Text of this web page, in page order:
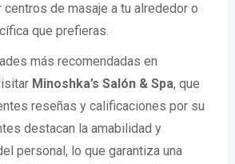
centros de masaje a tu alrededor o
que prefieras.
más recomendadas en
Minoshka’s Salón & Spa, que
reseñas y calificaciones por su
destacan la amabilidad y
personal, lo que garantiza una